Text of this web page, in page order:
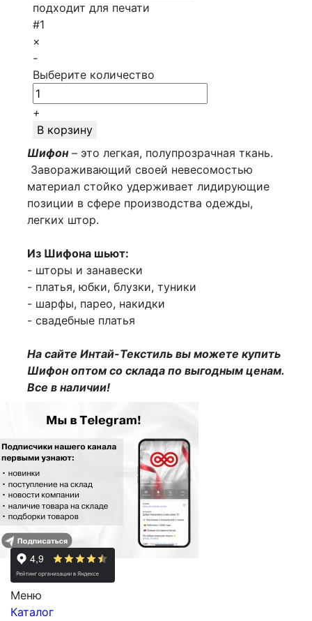
подходит для печати
#1
×
-
Выберите количество
+
В корзину
Шифон– это легкая, полупрозрачная ткань.
Завораживающий своей невесомостью
материал стойко удерживает лидирующие
позиции в сфере производства одежды,
легких штор.
Из Шифона шьют:
- шторы и занавески
- платья, юбки, блузки, туники
- шарфы, парео, накидки
- свадебные платья
На сайте Интай-Текстиль вы можете купить
Шифон оптом со склада по выгодным ценам.
Все в наличии!
Меню
Каталог